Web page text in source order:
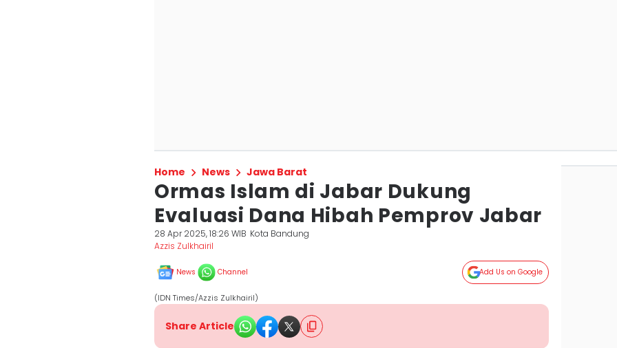
Home News Jawa Barat
Ormas Islam di Jabar Dukung
Evaluasi Dana Hibah Pemprov Jabar
28 Apr 2025, 18:26 WIB Kota Bandung
Azzis Zulkhairil
News Channel Add Us on Google
(IDN Times/Azzis Zulkhairil)
Share Article